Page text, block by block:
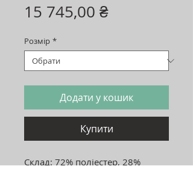
15 745,00 ₴Ціна
Розмір *
Додати у кошик
Купити
Склад: 72% поліестер, 28%